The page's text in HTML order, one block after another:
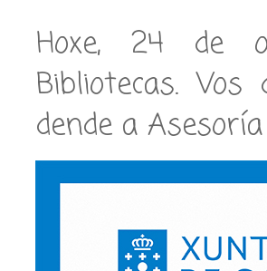
Hoxe, 24 de
Bibliotecas.
dende a